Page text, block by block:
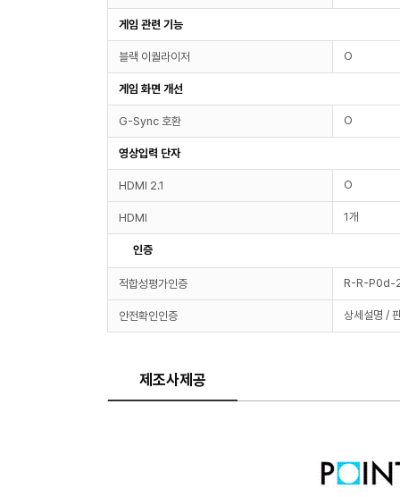
게임 관련 기능
블랙 이퀄라이저 O
게임 화면 개선
G-Sync 호환 O
영상입력 단자
HDMI 2.1 O
HDMI 1개
인증
적합성평가인증 R-R-P0d-
안전확인인증 상세설명 /
제조사제공